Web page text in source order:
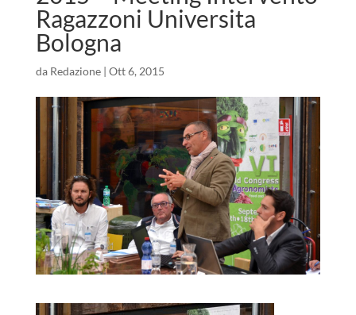
Ragazzoni Universita
Bologna
da Redazione| Ott 6, 2015